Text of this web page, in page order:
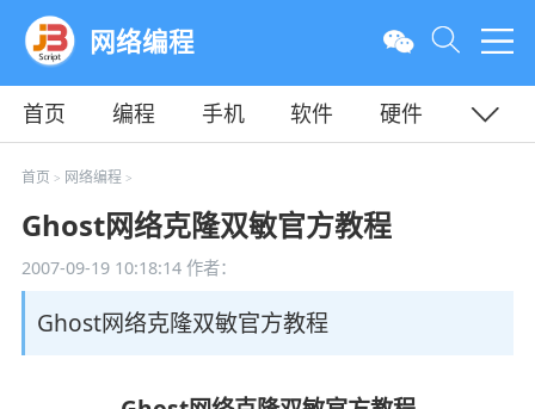
网络编程
首页 编程 手机 软件
硬件
教程
平面
首页 > 网络编程 >
Ghost网络克隆双敏官方教程
2007-09-19 10:18:14作者：
Ghost网络克隆双敏官方教程